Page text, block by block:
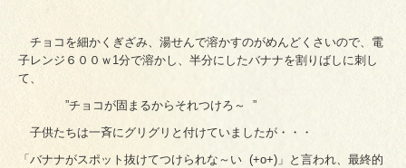
チョコを細かくぎざみ、湯せんで溶かすのがめんどくさいので、電
子レンジ６００ｗ1分で溶かし、半分にしたバナナを割りばしに刺し
て、
”チョコが固まるからそれつけろ～ ”
子供たちは一斉にグリグリと付けていましたが・・・
「バナナがスポット抜けてつけられな～い (+o+)」と言われ、最終的